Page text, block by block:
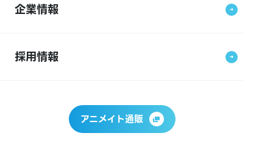
企業情報
採用情報
アニメイト通販